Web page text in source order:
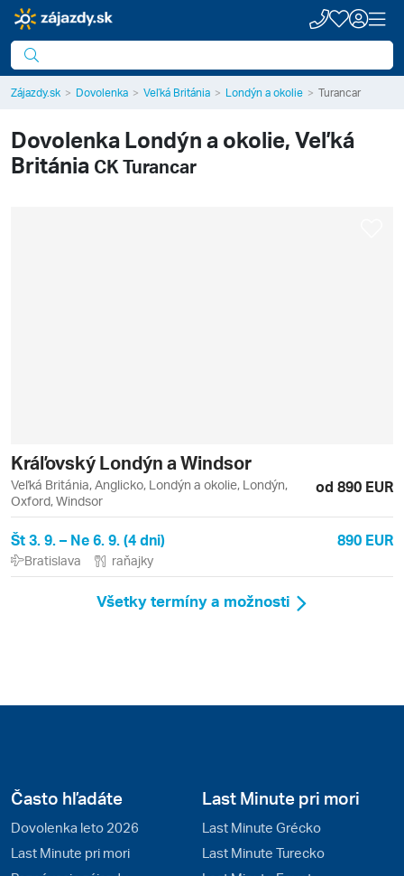
Zájazdy.sk Dovolenka Veľká Británia Londýn a okolie Turancar
Dovolenka Londýn a okolie, Veľká
Británia CK Turancar
Kráľovský Londýn a Windsor
Veľká Británia, Anglicko, Londýn a okolie, Londýn,
Oxford, Windsor
od 890 EUR
Št 3. 9. – Ne 6. 9. (4 dni) 890 EUR
Bratislava raňajky
Všetky termíny a možnosti
Často hľadáte
Dovolenka leto 2026
Last Minute pri mori
Last Minute pri mori
Last Minute Grécko
Last Minute Turecko